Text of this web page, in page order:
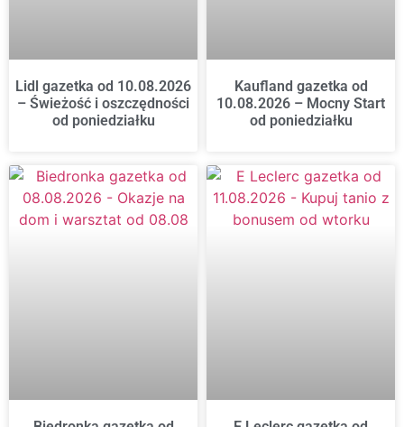
Lidl gazetka od 10.08.2026
– Świeżość i oszczędności
od poniedziałku
Kaufland gazetka od
10.08.2026 – Mocny Start
od poniedziałku